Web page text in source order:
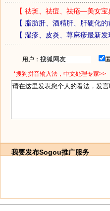
【 祛斑、祛痘、祛疮—美女宝
【 脂肪肝、酒精肝、肝硬化的
【 湿疹、皮炎、荨麻疹最新发
用户：
*搜狗拼音输入法，中文处理专家>>
我要发布Sogou推广服务